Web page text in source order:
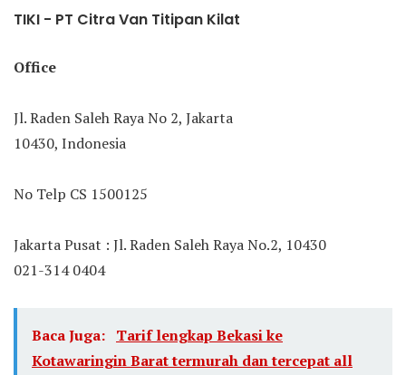
TIKI - PT Citra Van Titipan Kilat
Office
Jl. Raden Saleh Raya No 2, Jakarta
10430, Indonesia
No Telp CS 1500125
Jakarta Pusat : Jl. Raden Saleh Raya No.2, 10430
021-314 0404
Baca Juga: Tarif lengkap Bekasi ke
Kotawaringin Barat termurah dan tercepat all